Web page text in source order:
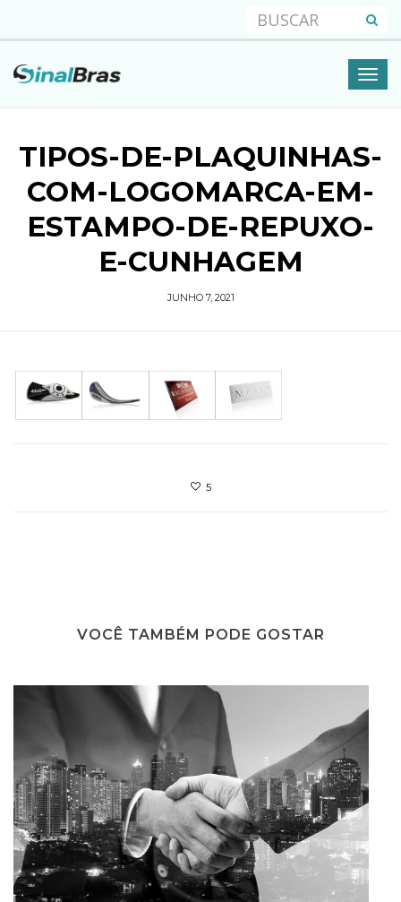
TIPOS-DE-PLAQUINHAS-
COM-LOGOMARCA-EM-
ESTAMPO-DE-REPUXO-
E-CUNHAGEM
JUNHO 7, 2021
5
VOCÊ TAMBÉM PODE GOSTAR